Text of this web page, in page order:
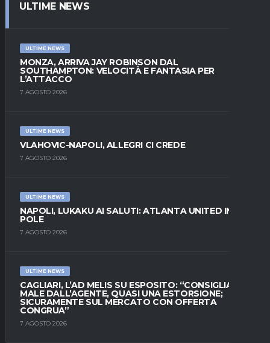
ULTIME NEWS
ULTIME NEWS
MONZA, ARRIVA JAY ROBINSON DAL
SOUTHAMPTON: VELOCITÀ E FANTASIA PER
L’ATTACCO
7 AGOSTO 2026
ULTIME NEWS
VLAHOVIC-NAPOLI, ALLEGRI CI CREDE
7 AGOSTO 2026
ULTIME NEWS
NAPOLI, LUKAKU AI SALUTI: ATLANTA UNITED IN
POLE
7 AGOSTO 2026
ULTIME NEWS
CAGLIARI, L’AD MELIS SU ESPOSITO: “CONSIGLIATO
MALE DALL’AGENTE, QUASI UNA ESTORSIONE;
SICURAMENTE SUL MERCATO CON OFFERTA
CONGRUA”
7 AGOSTO 2026